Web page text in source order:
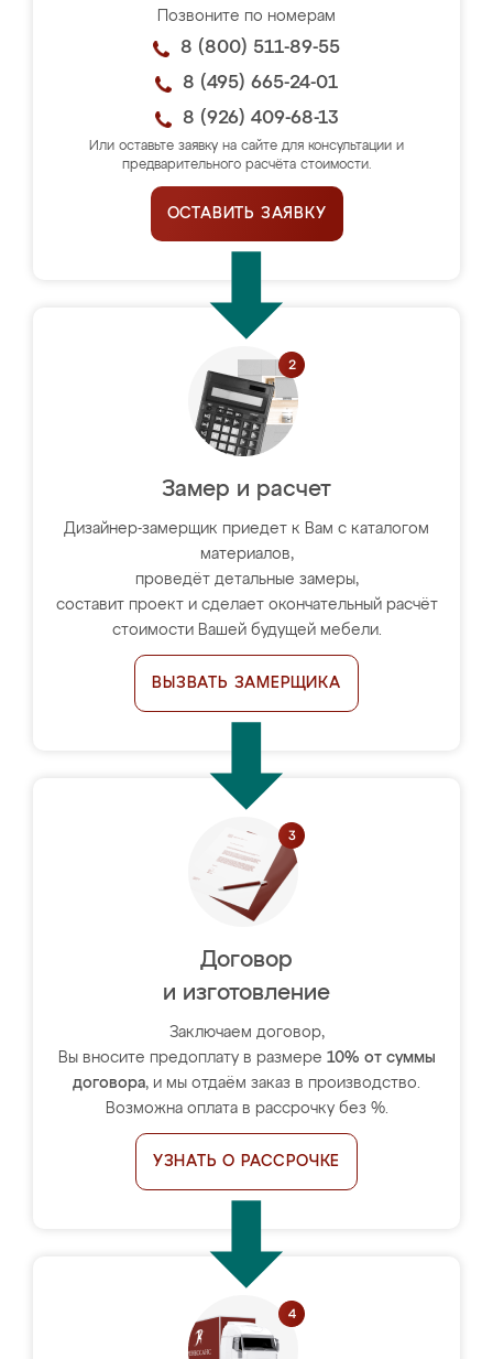
Позвоните по номерам
8 (800) 511-89-55
8 (495) 665-24-01
8 (926) 409-68-13
Или оставьте заявку на сайте для консультации и
предварительного расчёта стоимости.
ОСТАВИТЬ ЗАЯВКУ
Замер и расчет
Дизайнер-замерщик приедет к Вам с каталогом
материалов,
проведёт детальные замеры,
составит проект и сделает окончательный расчёт
стоимости Вашей будущей мебели.
ВЫЗВАТЬ ЗАМЕРЩИКА
Договор
и изготовление
Заключаем договор,
Вы вносите предоплату в размере 10% от суммы
договора, и мы отдаём заказ в производство.
Возможна оплата в рассрочку без %.
УЗНАТЬ О РАССРОЧКЕ